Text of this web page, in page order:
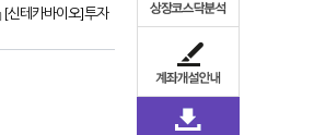
[신테카바이오]투자